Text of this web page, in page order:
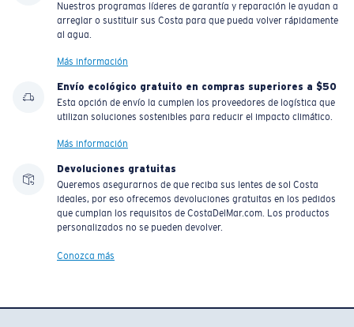
Nuestros programas líderes de garantía y reparación le ayudan a
arreglar o sustituir sus Costa para que pueda volver rápidamente
al agua.
Más información
Envío ecológico gratuito en compras superiores a $50
Esta opción de envío la cumplen los proveedores de logística que
utilizan soluciones sostenibles para reducir el impacto climático.
Más información
Devoluciones gratuitas
Queremos asegurarnos de que reciba sus lentes de sol Costa
ideales, por eso ofrecemos devoluciones gratuitas en los pedidos
que cumplan los requisitos de CostaDelMar.com. Los productos
personalizados no se pueden devolver.
Conozca más